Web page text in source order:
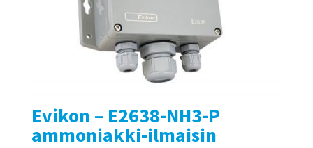
Evikon – E2638-NH3-P
ammoniakki-ilmaisin